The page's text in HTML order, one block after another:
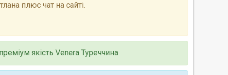
плюс чат на сайті.
якість Venera Туреччина